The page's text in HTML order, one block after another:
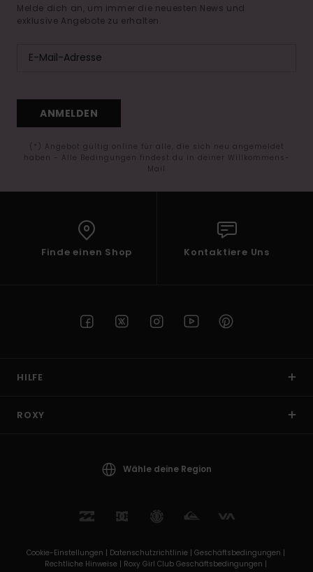
Melde dich an, um immer die neuesten News und
exklusive Angebote zu erhalten.
ANMELDEN
(*) Angebot gültig online für alle, die sich neu angemeldet
haben - Alle Bedingungen findest du in deiner Willkommens-
Mail
Finde einen Shop Kontaktiere Uns
HILFE
ROXY
Wähle deine Region
Cookie-Einstellungen | Datenschutzrichtlinie | Geschäftsbedingungen |
Rechtliche Hinweise | Roxy Girl Club Geschäftsbedingungen |